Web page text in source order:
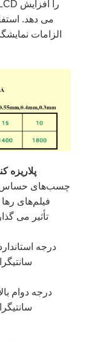
می دهد.
الزامات
پلاریزه
فیلم‌های